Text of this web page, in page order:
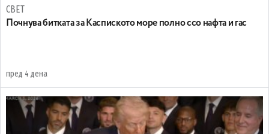
СВЕТ
Почнува битката за Каспиското море полно ссо нафта и гас
пред 4 дена